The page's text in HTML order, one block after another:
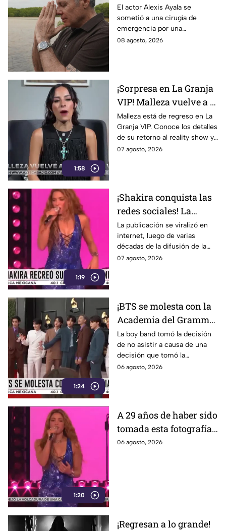
sometido a una cirugía
de emergencia ¿Cuál es
su salud?
El actor Alexis Ayala se
sometió a una cirugía de
emergencia por una
complicación de salud.
08 agosto, 2026
1:58
¡Sorpresa en La Granja
VIP! Malleza vuelve a la
competencia y sacude
la casa
Malleza está de regreso en La
Granja VIP. Conoce los detalles
de su retorno al reality show y
las primeras reacciones entre
07 agosto, 2026
1:19
¡Shakira conquista las
redes sociales! La
cantante colombiana
recrea icónico meme
La publicación se viralizó en
internet, luego de varias
décadas de la difusión de la
imagen.
07 agosto, 2026
1:24
¡BTS se molesta con la
Academia del Grammy!
Conoce la razón de la
agrupación
La boy band tomó la decisión
de no asistir a causa de una
decisión que tomó la
Academia.
06 agosto, 2026
1:20
A 29 años de haber sido
tomada esta fotografía,
Shakira recrea uno de
06 agosto, 2026
¡Regresan a lo grande!